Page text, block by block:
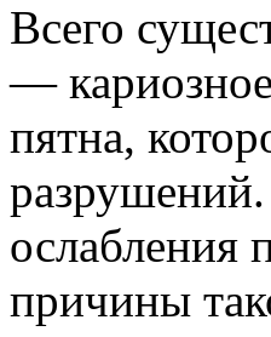
Всего
—
пятна,
разрушений.
ослабления
причины